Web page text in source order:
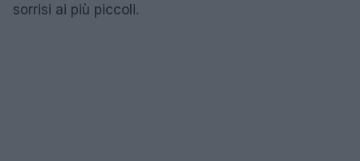
sorrisi ai più piccoli.